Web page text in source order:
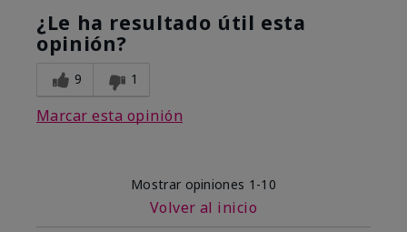
¿Le ha resultado útil esta
opinión?
9 1
Marcar esta opinión
Mostrar opiniones 1-10
Volver al inicio